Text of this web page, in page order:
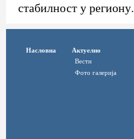
стабилност у региону.
Насловна Актуелно
Вести
Фото галерија